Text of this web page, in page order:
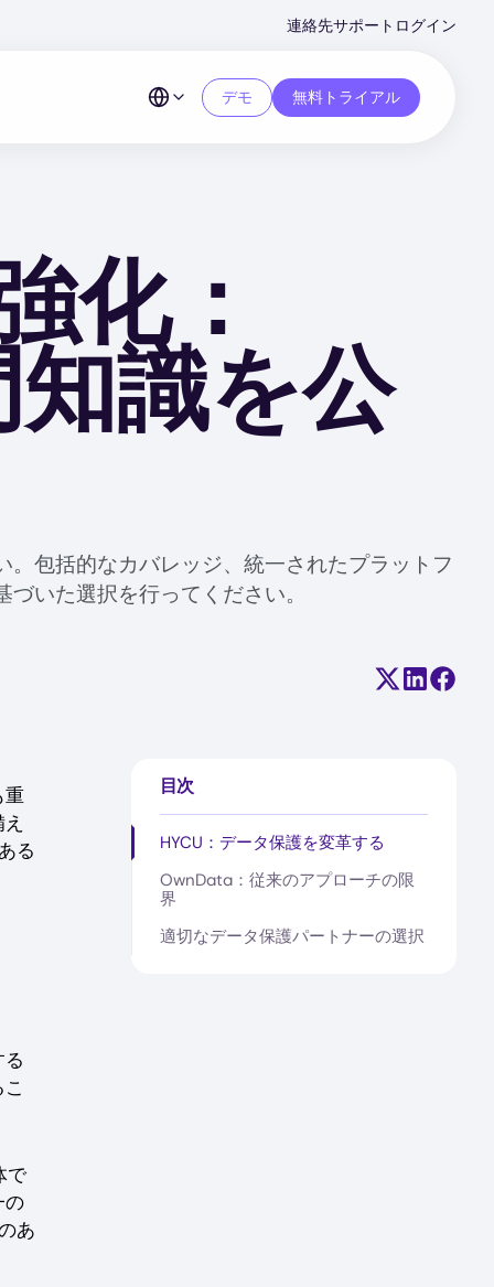
Menu
連絡先サポート ログイン
デモ 無料トライアル
化：
知識を公
包括的なカバレッジ、統一されたプラットフ
いた選択を行ってください。
Share on X
Share
重
る
で
の
あ
目次
HYCU：データ保護を変革する
OwnData：従来のアプローチの限
界
適切なデータ保護パートナーの選択